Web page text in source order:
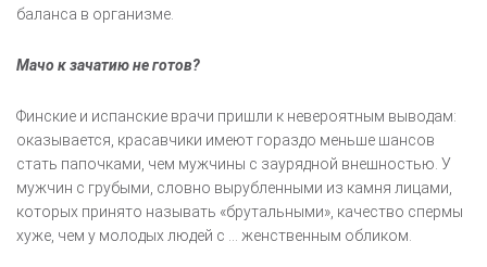
баланса в организме.
Мачо к зачатию не готов?
Финские и испанские врачи пришли к невероятным выводам:
оказывается, красавчики имеют гораздо меньше шансов
стать папочками, чем мужчины с заурядной внешностью. У
мужчин с грубыми, словно вырубленными из камня лицами,
которых принято называть «брутальными», качество спермы
хуже, чем у молодых людей с … женственным обликом.